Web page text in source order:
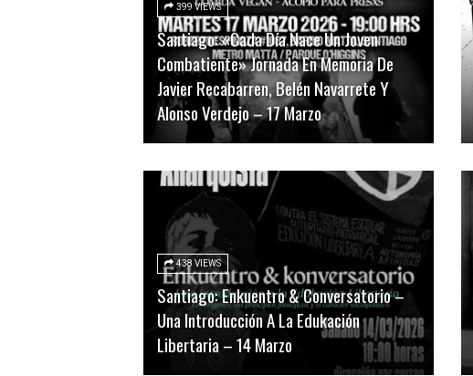
399 VIEWS
Santiago: «Cada Día Nace Un Joven
Combatiente» Jornada En Memoria De
Javier Recabarren, Belén Navarrete Y
Alonso Verdejo – 17 Marzo
438 VIEWS
Santiago: Enkuentro & Conversatorio –
Una Introducción A La Edukación
Libertaria – 14 Marzo